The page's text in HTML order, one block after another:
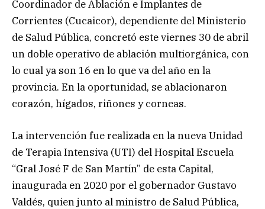
Coordinador de Ablación e Implantes de
Corrientes (Cucaicor), dependiente del Ministerio
de Salud Pública, concretó este viernes 30 de abril
un doble operativo de ablación multiorgánica, con
lo cual ya son 16 en lo que va del año en la
provincia. En la oportunidad, se ablacionaron
corazón, hígados, riñones y corneas.
La intervención fue realizada en la nueva Unidad
de Terapia Intensiva (UTI) del Hospital Escuela
“Gral José F de San Martín” de esta Capital,
inaugurada en 2020 por el gobernador Gustavo
Valdés, quien junto al ministro de Salud Pública,